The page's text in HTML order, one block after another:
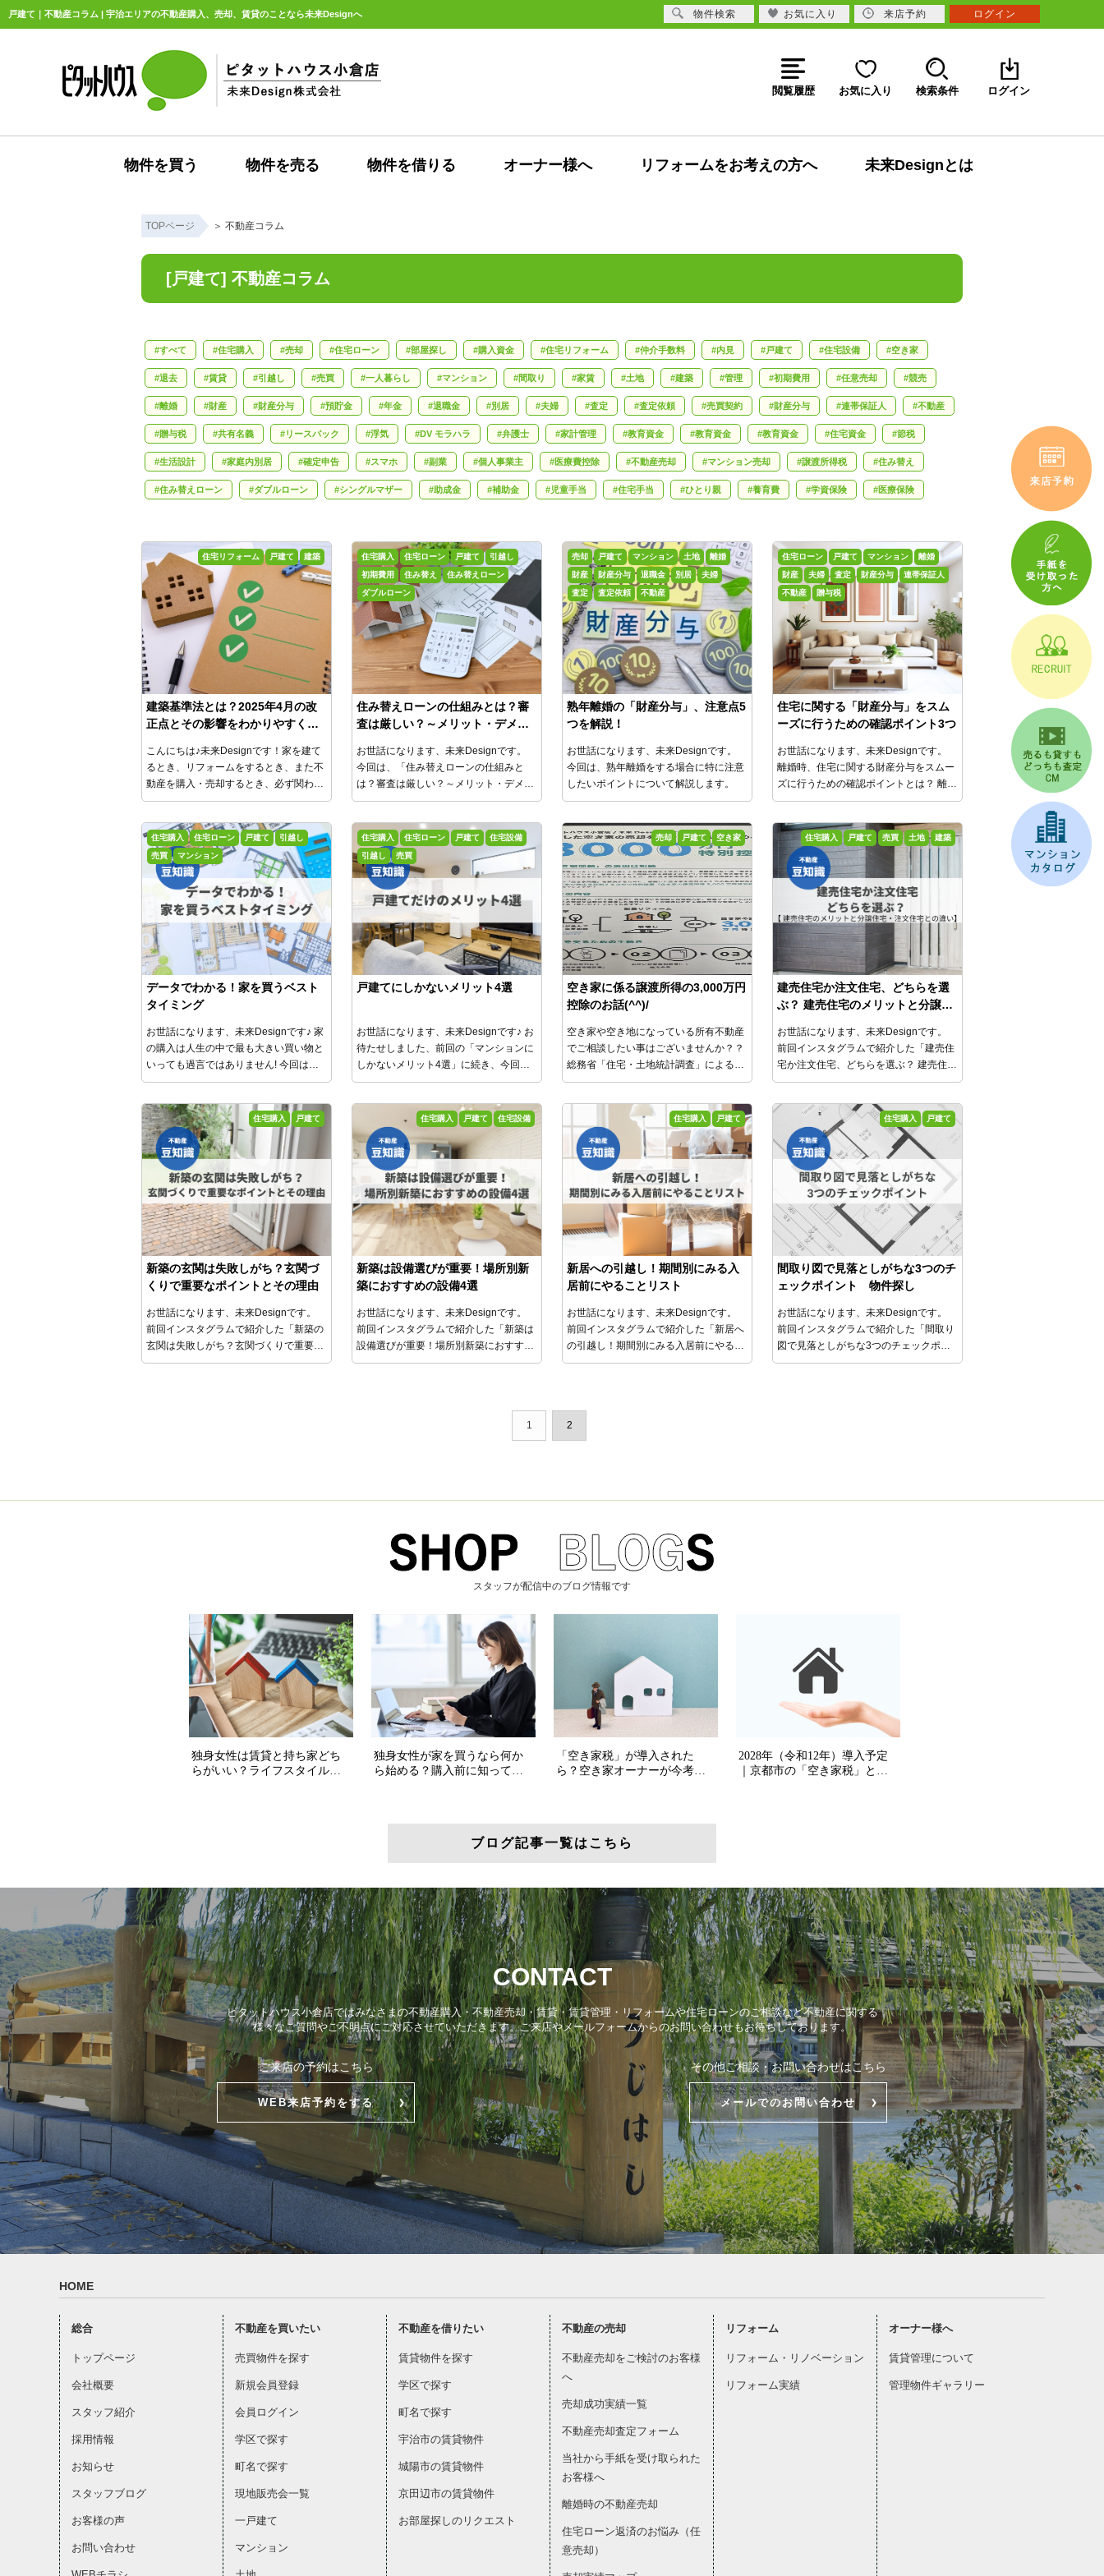
戸建て｜不動産コラム | 宇治エリアの不動産購入、売却、賃貸のことなら未来Designへ
閲覧履歴 お気に入り 検索条件 ログイン
物件を買う 物件を売る 物件を借りる オーナー様へ リフォームをお考えの方へ 未来Designとは
TOPページ ＞ 不動産コラム
[戸建て] 不動産コラム
すべて 住宅購入 売却 住宅ローン 部屋探し 購入資金 住宅リフォーム 仲介手数料 内見 戸建て 住宅設備 空き家
退去 賃貸 引越し 売買 一人暮らし マンション 間取り 家賃 土地 建築 管理 初期費用 任意売却 競売
離婚 財産 財産分与 預貯金 年金 退職金 別居 夫婦 査定 査定依頼 売買契約 財産分与 連帯保証人 不動産
贈与税 共有名義 リースバック 浮気 DV モラハラ 弁護士 家計管理 教育資金 教育資金 教育資金 住宅資金 節税
生活設計 家庭内別居 確定申告 スマホ 副業 個人事業主 医療費控除 不動産売却 マンション売却 譲渡所得税 住み替え
住み替えローン ダブルローン シングルマザー 助成金 補助金 児童手当 住宅手当 ひとり親 養育費 学資保険 医療保険
中古住宅 売却 不動産相続 遺言状 相続税 終活 老後 エンディングノート 遺産相続 デジタル終活 後見人 管理会社
敷金礼金 不動産会社 フリーレント 退去費用 火災保険 独身女性 マンション購入 資産 資金計画 家庭内別居 熟年離婚
公正証書 離婚公正証書 ひとり親控除 扶養控除 会計ソフト e-Tax フリーランス 確定申告の準備 空き家バンク
省エネリフォーム 耐震 宇治市 地価 実家じまい フラット35
住宅リフォーム 戸建て 建築
建築基準法とは？2025年4月の改
正点とその影響をわかりやすく解
こんにちは♪未来Designです！家を建て
るとき、リフォームをするとき、また不
動産を購入・売却するとき、必ず関わっ
てくるのが「建築基準法」です。 この法
な役割を果たしていますが、2025年4月
に一部が改正され、より柔軟で持続可能
な建築・都市計画を目指す内容が盛り込
まれました。 この記事では、建築基準法
の基本的な考え方と、2025年改正の注目
ポイントをわかりやすく解説します。
住宅購入 住宅ローン 戸建て
引越し
初期費用
住み替え
住み替えローン
ダブルローン
住み替えローンの仕組みとは？審
査は厳しい？～メリット・デメリ
お世話になります、未来Designです。
今回は、「住み替えローンの仕組みと
は？審査は厳しい？～メリット・デメリ
ットを解説～」をご紹介します！
売却 戸建て マンション 土地
離婚
財産
財産分与 退職金 別居
夫婦
査定
査定依頼 不動産
熟年離婚の「財産分与」、注意点5
つを解説！
お世話になります、未来Designです。
今回は、熟年離婚をする場合に特に注意
したいポイントについて解説します。
住宅ローン 戸建て マンション
離婚
財産
夫婦 査定 財産分与
連帯保証人
不動産
贈与税
住宅に関する「財産分与」をスム
ーズに行うための確認ポイント3つ
お世話になります、未来Designです。
離婚時、住宅に関する財産分与をスムー
ズに行うための確認ポイントとは？ 離婚
時には、婚姻中に夫婦で協力して蓄積し
要があり、購入した住宅がある場合に
も、財産分与の対象となります。そこで
今回は、離婚時の住宅に関する財産分与
をスムーズに行うためのポイントをお伝
えします。
住宅購入 住宅ローン 戸建て
引越し
売買
マンション
データでわかる！家を買うベスト
タイミング
お世話になります、未来Designです♪ 家
の購入は人生の中で最も大きい買い物と
いっても過言ではありません! 今回は令
和2年に発表された最新統計データを元
ている人が多いのかをご紹介します!
住宅購入 住宅ローン 戸建て
住宅設備
引越し
売買
戸建てにしかないメリット4選
お世話になります、未来Designです♪ お
待たせしました、前回の「マンションに
しかないメリット4選」に続き、今回は
戸建てにしかないメリットを詳しく紹介
売却 戸建て 空き家
空き家に係る譲渡所得の3,000万円
控除のお話(^^)/
空き家や空き地になっている所有不動産
でご相談したい事はございませんか？？
総務省「住宅・土地統計調査」による
と、過去３０年で３９４万戸から８４９
す。空き家率も上昇しており、。２０１
８年には１３．６％に達しています。ど
うしていいかも分からない方も多いので
はないでしょうか。
Designと一緒に考えて行動していきませ
んか？
住宅購入 戸建て 売買 土地 建築
建売住宅か注文住宅、どちらを選
ぶ？ 建売住宅のメリットと分譲住
お世話になります、未来Designです。
前回インスタグラムで紹介した「建売住
宅か注文住宅、どちらを選ぶ？ 建売住宅
のメリットと分譲住宅・注文住宅との違
詳しく説明します。
住宅購入 戸建て
新築の玄関は失敗しがち？玄関づ
くりで重要なポイントとその理由
お世話になります、未来Designです。
前回インスタグラムで紹介した「新築の
玄関は失敗しがち？玄関づくりで重要な
ポイントとその理由」について、今回は
住宅購入 戸建て 住宅設備
新築は設備選びが重要！場所別新
築におすすめの設備4選
お世話になります、未来Designです。
前回インスタグラムで紹介した「新築は
設備選びが重要！場所別新築におすすめ
の設備4選」について、今回はブログで
住宅購入 戸建て
新居への引越し！期間別にみる入
居前にやることリスト
お世話になります、未来Designです。
前回インスタグラムで紹介した「新居へ
の引越し！期間別にみる入居前にやるこ
とリスト」について、今回はブログでも
住宅購入 戸建て
間取り図で見落としがちな3つのチ
ェックポイント 物件探し
お世話になります、未来Designです。
前回インスタグラムで紹介した「間取り
図で見落としがちな3つのチェックポイ
ント」って何？」について、今回はブロ
1 2
スタッフが配信中のブログ情報です
ブログ記事一覧はこちら
CONTACT
ピタットハウス小倉店ではみなさまの不動産購入・不動産売却・賃貸・賃貸管理・リフォームや住宅ローンのご相談など不動産に関する
様々なご質問やご不明点にご対応させていただきます。ご来店やメールフォームからのお問い合わせもお待ちしております。
ご来店の予約はこちら
WEB来店予約をする
その他ご相談・お問い合わせはこちら
メールでのお問い合わせ
HOME
総合
トップページ
会社概要
スタッフ紹介
採用情報
お知らせ
スタッフブログ
お客様の声
お問い合わせ
不動産を買いたい
売買物件を探す
新規会員登録
会員ログイン
学区で探す
町名で探す
現地販売会一覧
一戸建て
マンション
不動産を借りたい
賃貸物件を探す
学区で探す
町名で探す
宇治市の賃貸物件
城陽市の賃貸物件
京田辺市の賃貸物件
お部屋探しのリクエスト
不動産の売却
不動産売却をご検討のお客様
へ
売却成功実績一覧
不動産売却査定フォーム
当社から手紙を受け取られた
お客様へ
離婚時の不動産売却
住宅ローン返済のお悩み（任
意売却）
リフォーム
リフォーム・リノベーション
リフォーム実績
オーナー様へ
賃貸管理について
管理物件ギャラリー
物件検索 お気に入り 来店予約 ログイン